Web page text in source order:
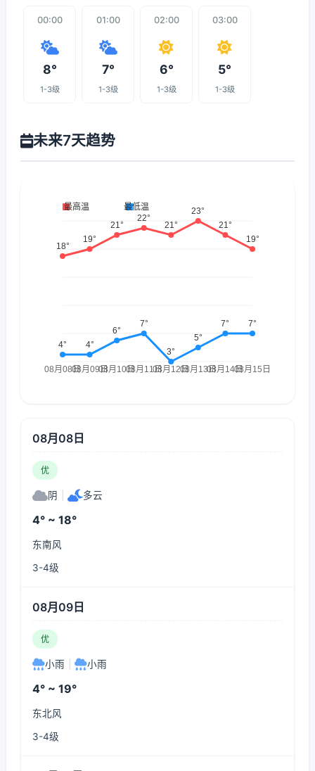
00:00
8°
1-3级
01:00
7°
1-3级
02:00
6°
1-3级
03:00
5°
1-3级
未来7天趋势
08月08日
优
阴 多云
4° ~ 18°
东南风
3-4级
08月09日
优
小雨 小雨
4° ~ 19°
东北风
3-4级